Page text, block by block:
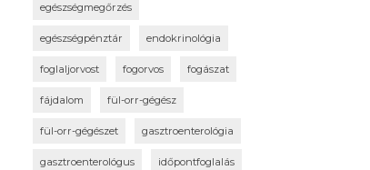
egészségmegőrzés
egészségpénztár endokrinológia
foglaljorvost fogorvos fogászat
fájdalom fül-orr-gégész
fül-orr-gégészet gasztroenterológia
gasztroenterológus időpontfoglalás